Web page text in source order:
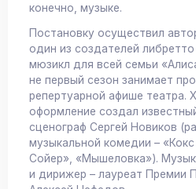
конечно, музыке.
Постановку осуществил
один из создателей
мюзикл для всей семьи
не первый сезон занимает
репертуарной афише театра.
оформление создал
сценограф Сергей Новиков
музыкальной комедии –
Сойер», «Мышеловка»).
и дирижер – лауреат Премии